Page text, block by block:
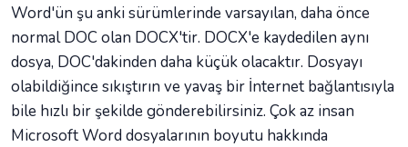
Word'ün şu anki sürümlerinde varsayılan, daha önce
normal DOC olan DOCX'tir. DOCX'e kaydedilen aynı
dosya, DOC'dakinden daha küçük olacaktır. Dosyayı
olabildiğince sıkıştırın ve yavaş bir İnternet bağlantısıyla
bile hızlı bir şekilde gönderebilirsiniz. Çok az insan
Microsoft Word dosyalarının boyutu hakkında